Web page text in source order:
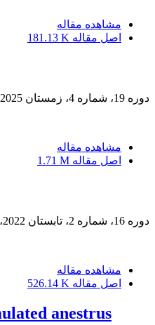
مشاهده مقاله
اصل مقاله 181.13 K
دوره 19، شماره 4، زمستان 2025، صفحه
مشاهده مقاله
اصل مقاله 1.71 M
دوره 16، شماره 2، تابستان 2022، صفحه
مشاهده مقاله
اصل مقاله 526.14 K
anestrus